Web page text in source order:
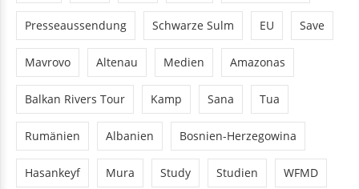
Presseaussendung Schwarze Sulm EU Save
Mavrovo Altenau Medien Amazonas
Balkan Rivers Tour Kamp Sana Tua
Rumänien Albanien Bosnien-Herzegowina
Hasankeyf Mura Study Studien WFMD